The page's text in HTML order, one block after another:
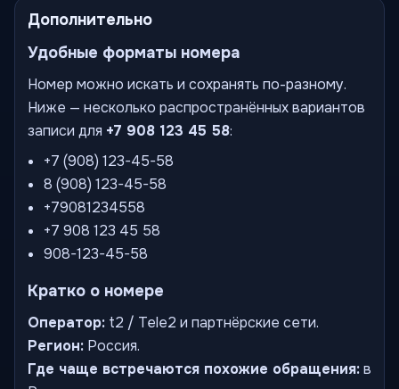
Дополнительно
Удобные форматы номера
Номер можно искать и сохранять по-разному.
Ниже — несколько распространённых вариантов
записи для +7 908 123 45 58:
+7 (908) 123-45-58
8 (908) 123-45-58
+79081234558
+7 908 123 45 58
908-123-45-58
Кратко о номере
Оператор: t2 / Tele2 и партнёрские сети.
Регион: Россия.
Где чаще встречаются похожие обращения:в